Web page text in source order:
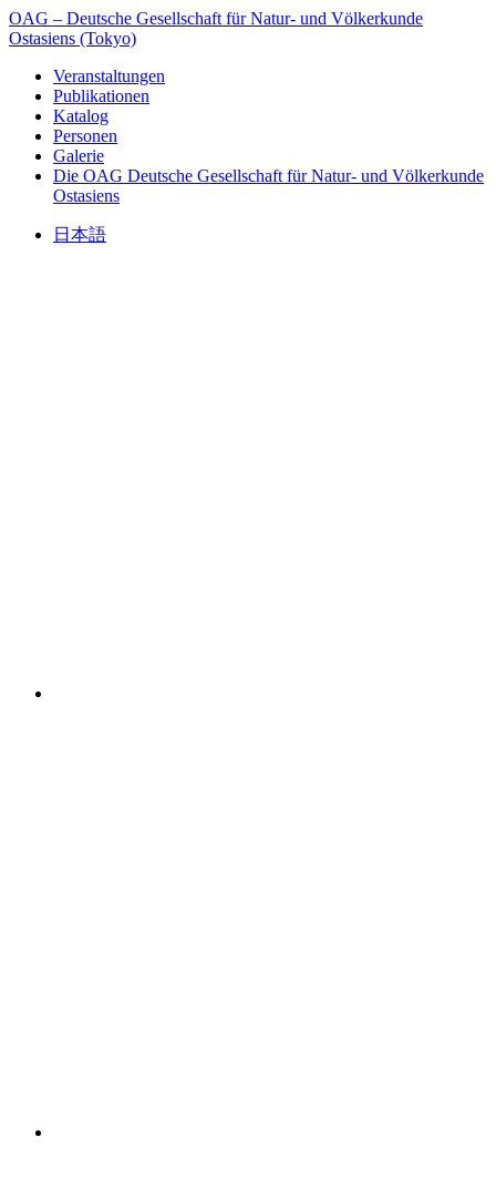
OAG – Deutsche Gesellschaft für Natur- und Völkerkunde
Ostasiens (Tokyo)
Veranstaltungen
Publikationen
Katalog
Personen
Galerie
Die OAG Deutsche Gesellschaft für Natur- und Völkerkunde
Ostasiens
日本語